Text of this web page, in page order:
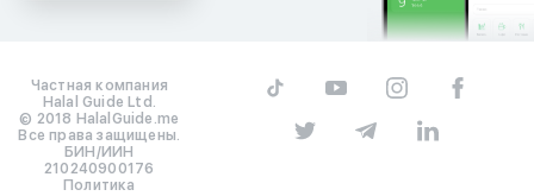
Частная компания
Halal Guide Ltd.
© 2018 HalalGuide.me
Все права защищены.
БИН/ИИН
210240900176
Политика